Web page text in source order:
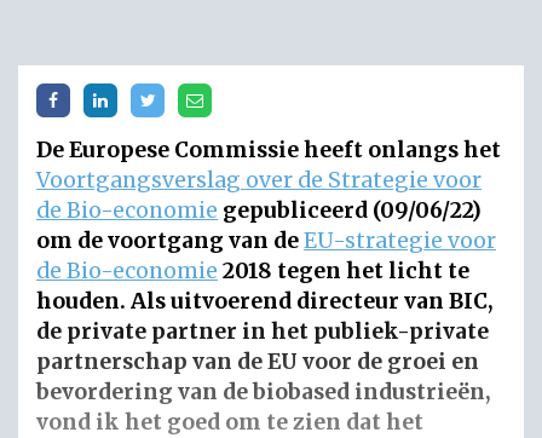
De Europese Commissie heeft onlangs het
Voortgangsverslag over de Strategie voor
de Bio-economie gepubliceerd (09/06/22)
om de voortgang van deEU-strategie voor
de Bio-economie 2018 tegen het licht te
houden. Als uitvoerend directeur van BIC,
de private partner in het publiek-private
partnerschap van de EU voor de groei en
bevordering van de biobased industrieën,
vond ik het goed om te zien dat het